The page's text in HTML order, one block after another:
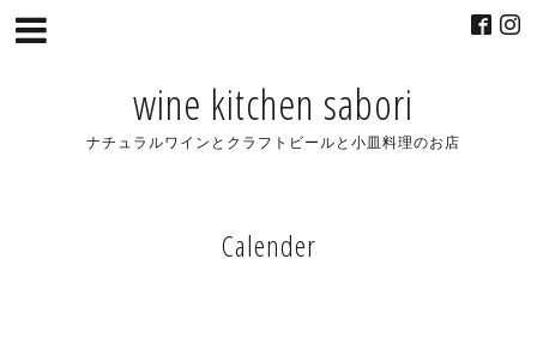
wine kitchen sabori
ナチュラルワインとクラフトビールと小皿料理のお店
Calender